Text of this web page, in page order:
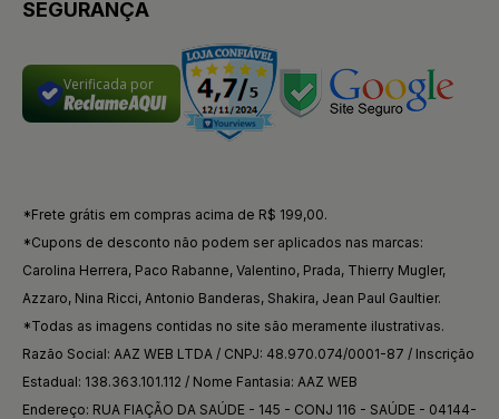
SEGURANÇA
Verificada por
*Frete grátis em compras acima de R$ 199,00.
*Cupons de desconto não podem ser aplicados nas marcas:
Carolina Herrera, Paco Rabanne, Valentino, Prada, Thierry Mugler,
Azzaro, Nina Ricci, Antonio Banderas, Shakira, Jean Paul Gaultier.
*Todas as imagens contidas no site são meramente ilustrativas.
Razão Social: AAZ WEB LTDA / CNPJ: 48.970.074/0001-87 / Inscrição
Estadual: 138.363.101.112 / Nome Fantasia: AAZ WEB
Endereço: RUA FIAÇÃO DA SAÚDE - 145 - CONJ 116 - SAÚDE - 04144-